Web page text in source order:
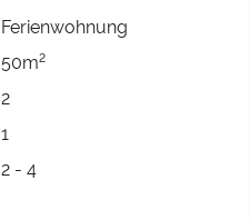
Ferienwohnung
50m2
2
1
2 - 4